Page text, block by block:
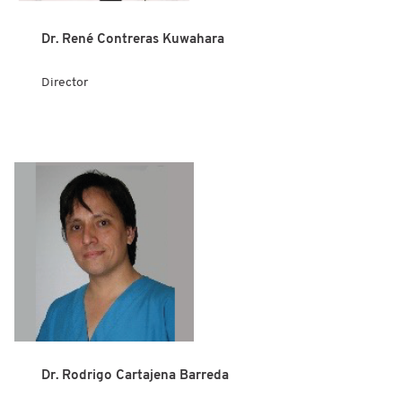
Dr. René Contreras Kuwahara
Director
Dr. Rodrigo Cartajena Barreda